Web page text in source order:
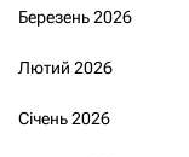
Березень 2026
Лютий 2026
Січень 2026